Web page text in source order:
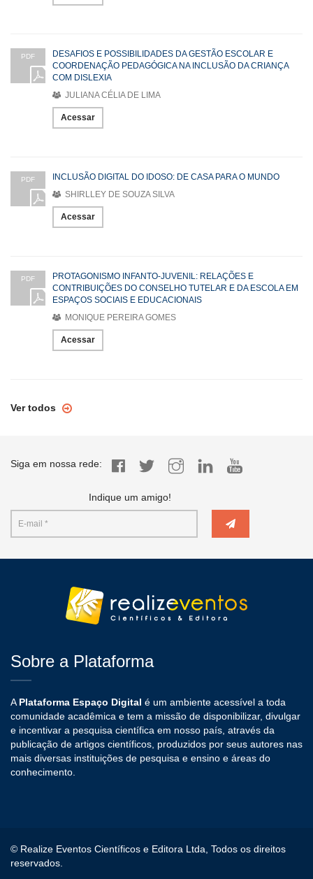
PDF
DESAFIOS E POSSIBILIDADES DA GESTÃO ESCOLAR E
COORDENAÇÃO PEDAGÓGICA NA INCLUSÃO DA CRIANÇA
COM DISLEXIA
JULIANA CÉLIA DE LIMA
Acessar
PDF
INCLUSÃO DIGITAL DO IDOSO: DE CASA PARA O MUNDO
SHIRLLEY DE SOUZA SILVA
Acessar
PDF
PROTAGONISMO INFANTO-JUVENIL: RELAÇÕES E
CONTRIBUIÇÕES DO CONSELHO TUTELAR E DA ESCOLA EM
ESPAÇOS SOCIAIS E EDUCACIONAIS
MONIQUE PEREIRA GOMES
Acessar
Ver todos
Siga em nossa rede:
Indique um amigo!
Sobre a Plataforma
A Plataforma Espaço Digital é um ambiente acessível a toda
comunidade acadêmica e tem a missão de disponibilizar, divulgar
e incentivar a pesquisa científica em nosso país, através da
publicação de artigos científicos, produzidos por seus autores nas
mais diversas instituições de pesquisa e ensino e áreas do
conhecimento.
© Realize Eventos Científicos e Editora Ltda, Todos os direitos
reservados.